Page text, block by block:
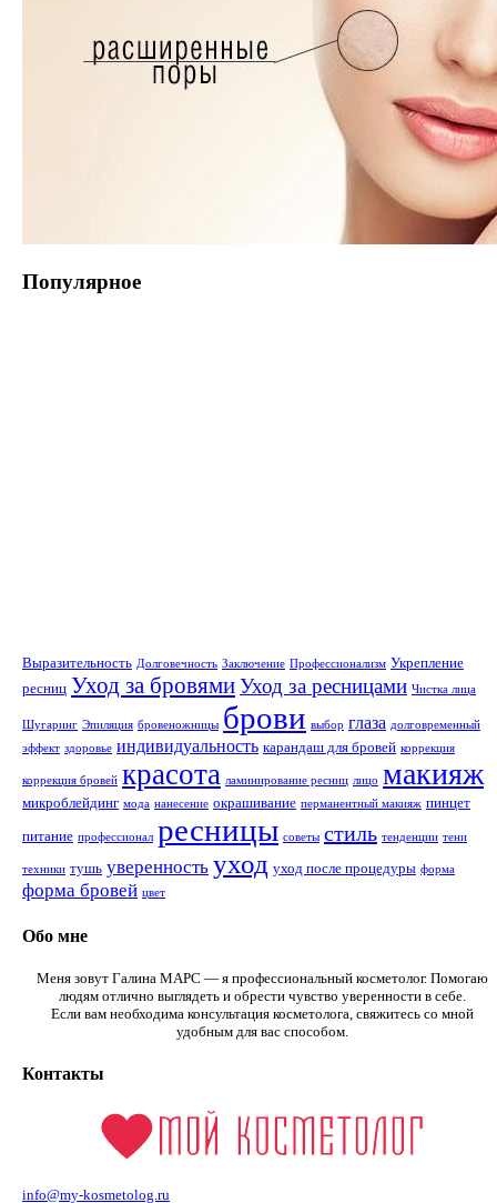
Популярное
Выразительность Долговечность Заключение Профессионализм Укрепление
ресниц Уход за бровямиУход за ресницами Чистка лица
Шугаринг Эпиляция бровеножницы брови выбор глаза долговременный
эффект здоровье индивидуальность карандаш для бровей коррекция
коррекция бровей красота ламинирование ресниц лицо макияж
микроблейдинг мода нанесение окрашивание перманентный макияж пинцет
питание профессионал ресницы советы стиль тенденции тени
техники тушь уверенность уход уход после процедуры форма
форма бровей цвет
Обо мне
Меня зовут Галина МАРС — я профессиональный косметолог. Помогаю
людям отлично выглядеть и обрести чувство уверенности в себе.
Если вам необходима консультация косметолога, свяжитесь со мной
удобным для вас способом.
Контакты
info@my-kosmetolog.ru